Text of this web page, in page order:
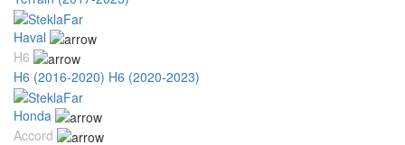
Haval
H6
H6 (2016-2020) H6 (2020-2023)
Honda
Accord